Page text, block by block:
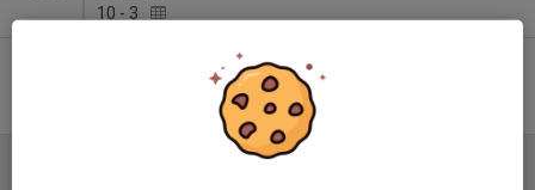
10 - 3
Kisa BK F2014 - LBK Gottfridsberg